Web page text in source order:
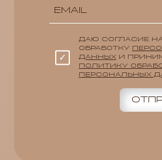
ДАЮ СОГЛАСИЕ
ОБРАБОТКУ
ДАННЫХ И
ПОЛИТИКУ
ПЕРСОНАЛЬНЫХ